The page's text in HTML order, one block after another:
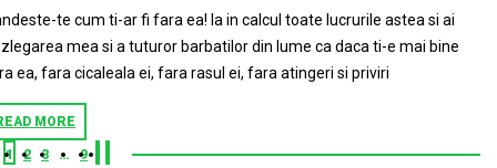
te cum ti-ar fi fara ea! Ia in calcul toate lucrurile astea si ai
mea si a tuturor barbatilor din lume ca daca ti-e mai bine
ea, fara cicaleala ei, fara rasul ei, fara atingeri si priviri
MORE
1 2 3 … 9